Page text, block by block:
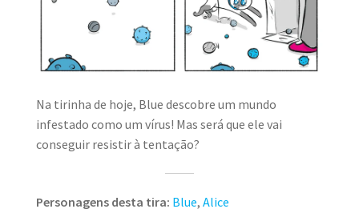
Na tirinha de hoje, Blue descobre um mundo
infestado como um vírus! Mas será que ele vai
conseguir resistir à tentação?
Personagens desta tira: Blue, Alice